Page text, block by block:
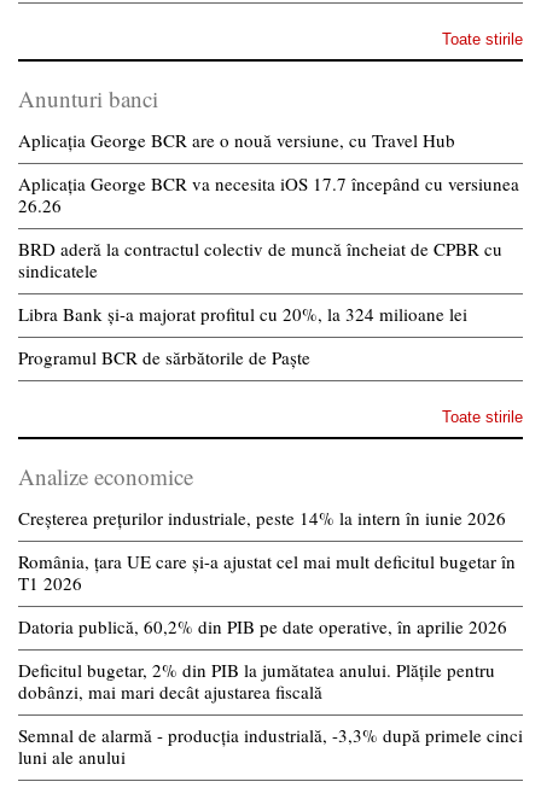
Toate stirile
Anunturi banci
Aplicația George BCR are o nouă versiune, cu Travel Hub
Aplicația George BCR va necesita iOS 17.7 începând cu versiunea
26.26
BRD aderă la contractul colectiv de muncă încheiat de CPBR cu
sindicatele
Libra Bank și-a majorat profitul cu 20%, la 324 milioane lei
Programul BCR de sărbătorile de Paște
Toate stirile
Analize economice
Creșterea prețurilor industriale, peste 14% la intern în iunie 2026
România, țara UE care și-a ajustat cel mai mult deficitul bugetar în
T1 2026
Datoria publică, 60,2% din PIB pe date operative, în aprilie 2026
Deficitul bugetar, 2% din PIB la jumătatea anului. Plățile pentru
dobânzi, mai mari decât ajustarea fiscală
Semnal de alarmă - producția industrială, -3,3% după primele cinci
luni ale anului